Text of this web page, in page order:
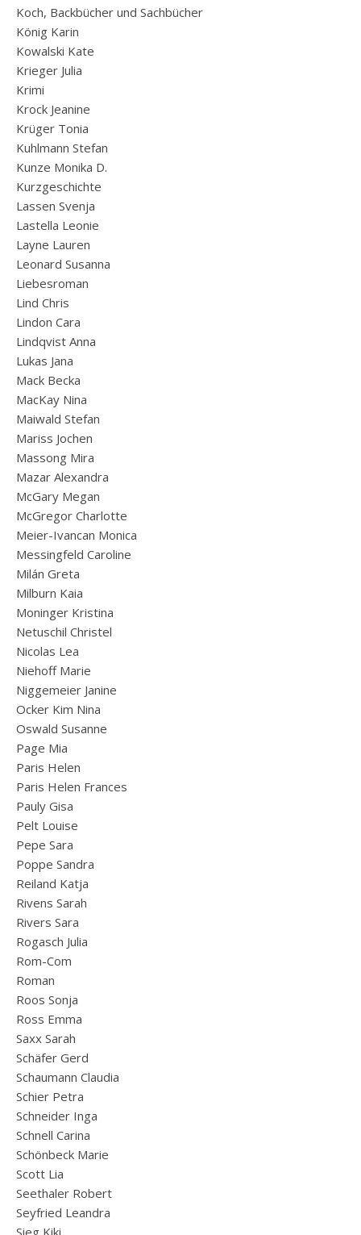
Koch, Backbücher und Sachbücher
König Karin
Kowalski Kate
Krieger Julia
Krimi
Krock Jeanine
Krüger Tonia
Kuhlmann Stefan
Kunze Monika D.
Kurzgeschichte
Lassen Svenja
Lastella Leonie
Layne Lauren
Leonard Susanna
Liebesroman
Lind Chris
Lindon Cara
Lindqvist Anna
Lukas Jana
Mack Becka
MacKay Nina
Maiwald Stefan
Mariss Jochen
Massong Mira
Mazar Alexandra
McGary Megan
McGregor Charlotte
Meier-Ivancan Monica
Messingfeld Caroline
Milán Greta
Milburn Kaia
Moninger Kristina
Netuschil Christel
Nicolas Lea
Niehoff Marie
Niggemeier Janine
Ocker Kim Nina
Oswald Susanne
Page Mia
Paris Helen
Paris Helen Frances
Pauly Gisa
Pelt Louise
Pepe Sara
Poppe Sandra
Reiland Katja
Rivens Sarah
Rivers Sara
Rogasch Julia
Rom-Com
Roman
Roos Sonja
Ross Emma
Saxx Sarah
Schäfer Gerd
Schaumann Claudia
Schier Petra
Schneider Inga
Schnell Carina
Schönbeck Marie
Scott Lia
Seethaler Robert
Seyfried Leandra
Sieg Kiki